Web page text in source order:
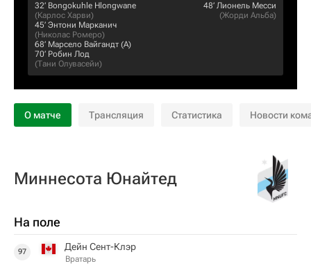
32‎’‎ Bongokuhle Hlongwane
(Карлос Харви)
45‎’‎ Энтони Марканич
(Николас Ромеро)
68‎’‎ Марсело Вайгандт (А)
70‎’‎ Робин Лод
(Тани Олувасейи)
48‎’‎ Лионель Месси
(Жорди Альба)
О матче Трансляция Статистика Новости
Миннесота Юнайтед
На поле
97 Дейн Сент-Клэр
Вратарь